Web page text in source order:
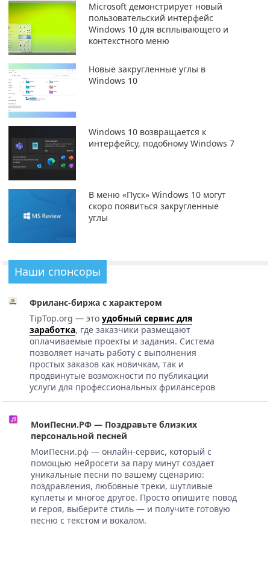
Microsoft демонстрирует новый
пользовательский интерфейс
Windows 10 для всплывающего и
контекстного меню
Новые закругленные углы в
Windows 10
Windows 10 возвращается к
интерфейсу, подобному Windows 7
В меню «Пуск» Windows 10 могут
скоро появиться закругленные
углы
Наши спонсоры
Фриланс-биржа с характером
TipTop.org — это удобный сервис для
заработка, где заказчики размещают
оплачиваемые проекты и задания. Система
позволяет начать работу с выполнения
простых заказов как новичкам, так и
продвинутые возможности по публикации
услуги для профессиональных фрилансеров
МоиПесни.РФ — Поздравьте близких
персональной песней
МоиПесни.рф — онлайн-сервис, который с
помощью нейросети за пару минут создает
уникальные песни по вашему сценарию:
поздравления, любовные треки, шутливые
куплеты и многое другое. Просто опишите повод
и героя, выберите стиль — и получите готовую
песню с текстом и вокалом.